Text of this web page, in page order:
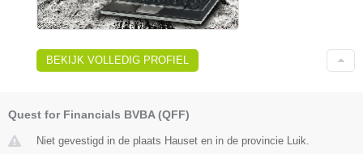
BEKIJK VOLLEDIG PROFIEL
Quest for Financials BVBA (QFF)
Niet gevestigd in de plaats Hauset en in de provincie Luik.